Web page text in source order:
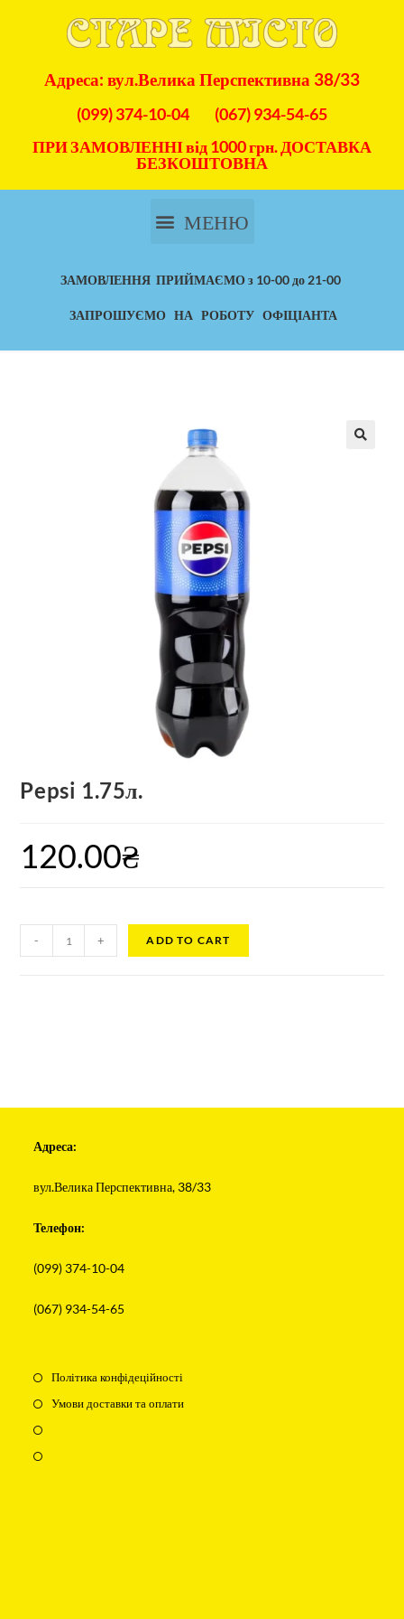
Адреса: вул.Велика Перспективна 38/33
(099) 374-10-04
(067) 934-54-65
ПРИ ЗАМОВЛЕННІ від 1000 грн. ДОСТАВКА
БЕЗКОШТОВНА
ЗАМОВЛЕННЯ ПРИЙМАЄМО з 10-00 до 21-00
ЗАПРОШУЄМО НА РОБОТУ ОФІЦІАНТА
Pepsi 1.75л.
120.00₴
- + ADD TO CART
Адреса:
вул.Велика Перспективна, 38/33
Телефон:
(099) 374-10-04
(067) 934-54-65
Політика конфідеційності
Умови доставки та оплати